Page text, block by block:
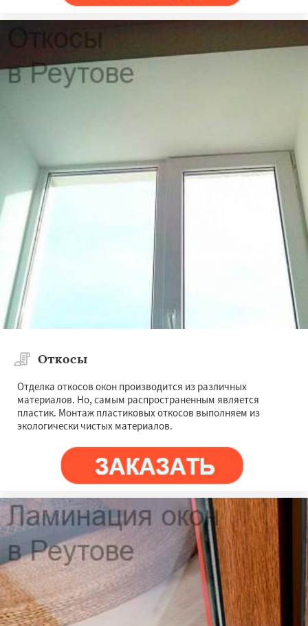
Откосы
Отделка откосов окон производится из различных
материалов. Но, самым распространенным является
пластик. Монтаж пластиковых откосов выполняем из
экологически чистых материалов.